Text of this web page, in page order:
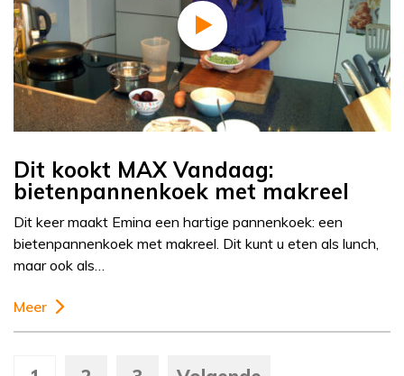
Dit kookt MAX Vandaag:
bietenpannenkoek met makreel
Dit keer maakt Emina een hartige pannenkoek: een
bietenpannenkoek met makreel. Dit kunt u eten als lunch,
maar ook als…
Meer